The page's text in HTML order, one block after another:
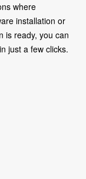
where
installation or
is ready, you can
just a few clicks.